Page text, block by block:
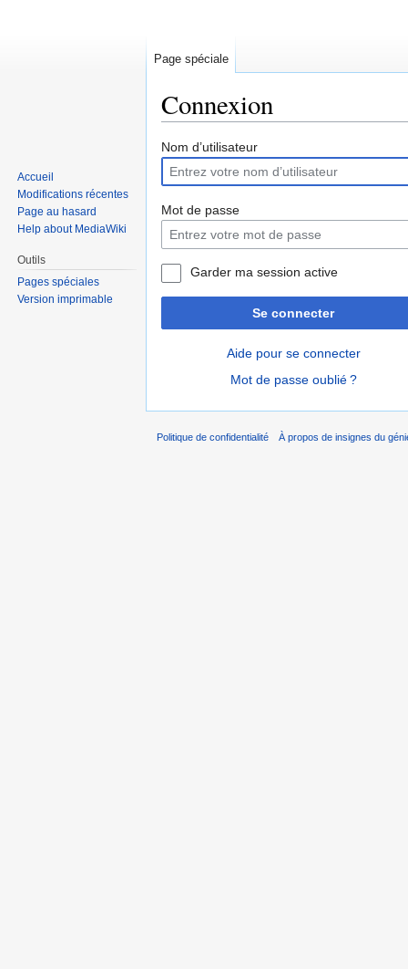
Connexion
Sauter
la
navigation
Sauter
la
recherche
Nom d’utilisateur
Mot de passe
Garder ma session active
Se connecter
Aide pour se connecter
Mot de passe oublié ?
Page spéciale
Accueil
Modifications récentes
Page au hasard
Help about MediaWiki
Outils
Pages spéciales
Version imprimable
Politique de confidentialité À propos de insignes du